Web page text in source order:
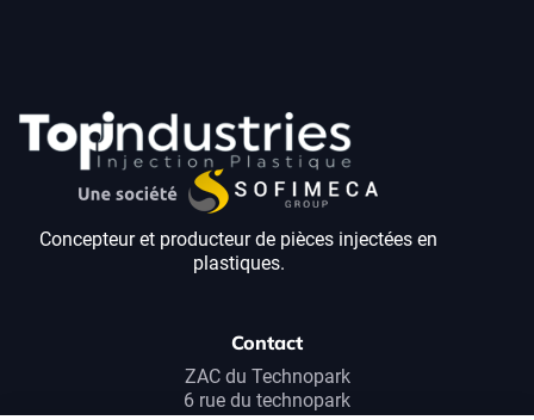
Concepteur et producteur de pièces injectées en
plastiques.
Contact
ZAC du Technopark
6 rue du technopark